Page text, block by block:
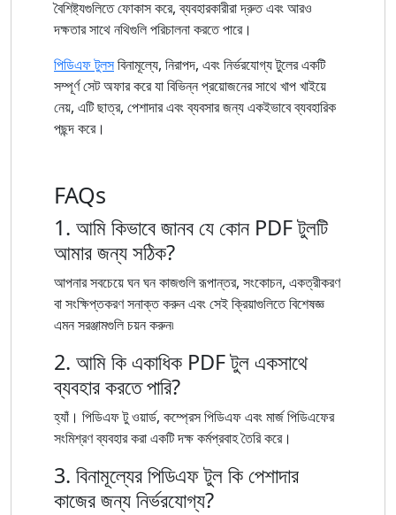
বৈশিষ্ট্যগুলিতে ফোকাস করে, ব্যবহারকারীরা দ্রুত এবং আরও
দক্ষতার সাথে নথিগুলি পরিচালনা করতে পারে।
পিডিএফ টুলসবিনামূল্যে, নিরাপদ, এবং নির্ভরযোগ্য টুলের একটি
সম্পূর্ণ সেট অফার করে যা বিভিন্ন প্রয়োজনের সাথে খাপ খাইয়ে
নেয়, এটি ছাত্র, পেশাদার এবং ব্যবসার জন্য একইভাবে ব্যবহারিক
পছন্দ করে।
FAQs
1. আমি কিভাবে জানব যে কোন PDF টুলটি
আমার জন্য সঠিক?
আপনার সবচেয়ে ঘন ঘন কাজগুলি রূপান্তর, সংকোচন, একত্রীকরণ
বা সংক্ষিপ্তকরণ সনাক্ত করুন এবং সেই ক্রিয়াগুলিতে বিশেষজ্ঞ
এমন সরঞ্জামগুলি চয়ন করুন৷
2. আমি কি একাধিক PDF টুল একসাথে
ব্যবহার করতে পারি?
হ্যাঁ। পিডিএফ টু ওয়ার্ড, কম্প্রেস পিডিএফ এবং মার্জ পিডিএফের
সংমিশ্রণ ব্যবহার করা একটি দক্ষ কর্মপ্রবাহ তৈরি করে।
3. বিনামূল্যের পিডিএফ টুল কি পেশাদার
কাজের জন্য নির্ভরযোগ্য?